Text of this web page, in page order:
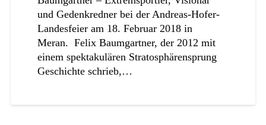
und Gedenkredner bei der Andreas-Hofer-
Landesfeier am 18. Februar 2018 in
Meran. Felix Baumgartner, der 2012 mit
einem spektakulären Stratosphärensprung
Geschichte schrieb,…